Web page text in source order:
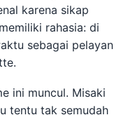
karena sikap
rahasia: di
sebagai pelayan
ini muncul. Misaki
tentu tak semudah